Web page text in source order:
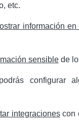
etc.
información en
sensiblede
configurar
integracionescon